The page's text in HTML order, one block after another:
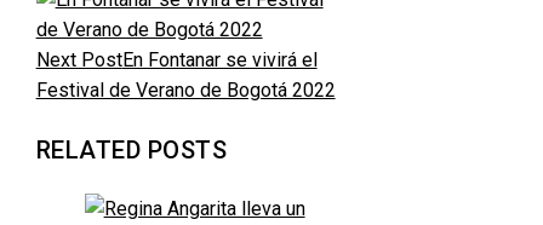
Next PostEn Fontanar se vivirá el
Festival de Verano de Bogotá 2022
RELATED POSTS